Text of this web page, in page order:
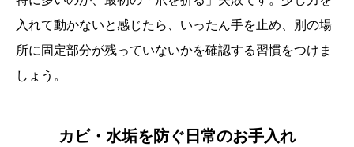
入れて動かないと感じたら、いったん手を止め、別の場
所に固定部分が残っていないかを確認する習慣をつけま
しょう。
カビ・水垢を防ぐ日常のお手入れ